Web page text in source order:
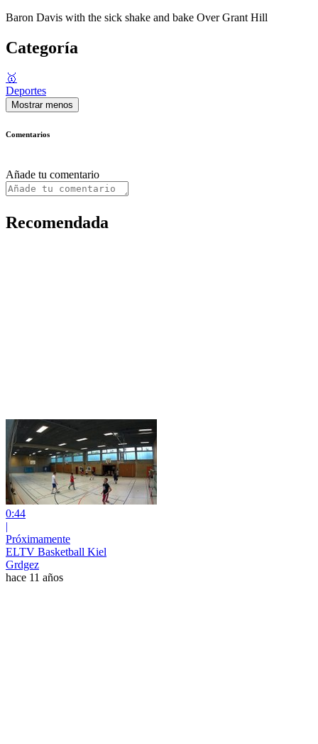
Baron Davis with the sick shake and bake Over Grant Hill
Categoría
🥇
Deportes
Mostrar menos
Comentarios
Añade tu comentario
Recomendada
0:44
|
Próximamente
ELTV Basketball Kiel
Grdgez
hace 11 años